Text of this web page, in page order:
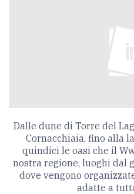
Dalle dune di Torre del
Cornacchiaia, fino alla
quindici le oasi che il
nostra regione, luoghi dal
dove vengono
adatte a